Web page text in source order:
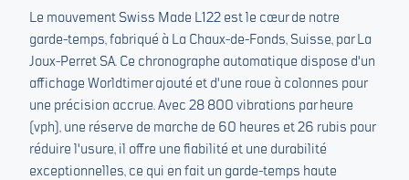
Le mouvement Swiss Made L122 est le cœur de notre
garde-temps, fabriqué à La Chaux-de-Fonds, Suisse, par La
Joux-Perret SA. Ce chronographe automatique dispose d'un
affichage Worldtimer ajouté et d'une roue à colonnes pour
une précision accrue. Avec 28 800 vibrations par heure
(vph), une réserve de marche de 60 heures et 26 rubis pour
réduire l'usure, il offre une fiabilité et une durabilité
exceptionnelles, ce qui en fait un garde-temps haute